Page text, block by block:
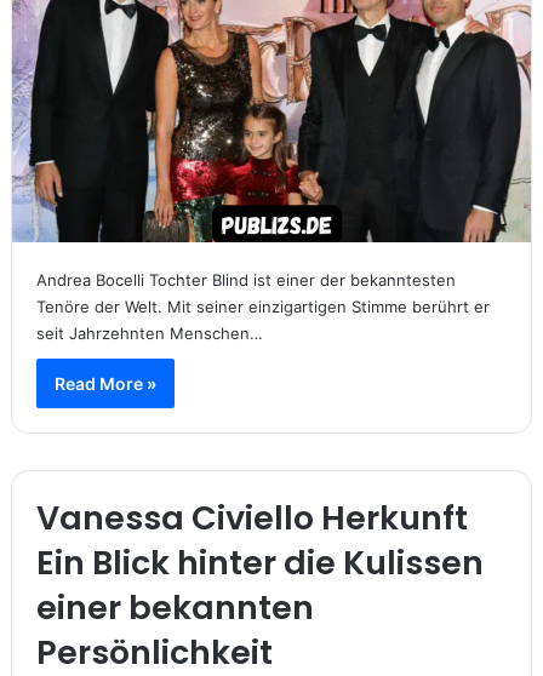
Andrea Bocelli Tochter Blind ist einer der bekanntesten
Tenöre der Welt. Mit seiner einzigartigen Stimme berührt er
seit Jahrzehnten Menschen…
Read More »
Vanessa Civiello Herkunft
Ein Blick hinter die Kulissen
einer bekannten
Persönlichkeit